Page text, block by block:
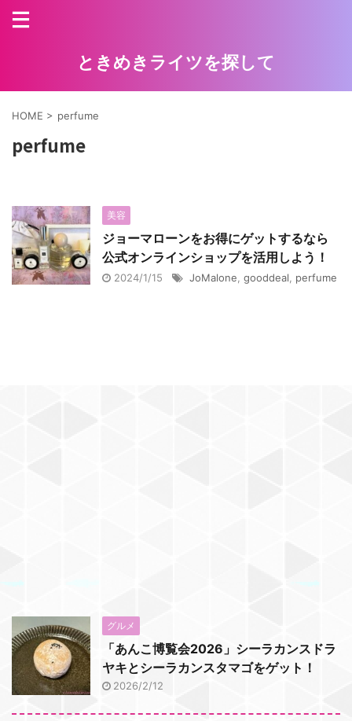
ときめきライツを探して
HOME > perfume
perfume
美容
ジョーマローンをお得にゲットするなら
公式オンラインショップを活用しよう！
2024/1/15 JoMalone gooddeal perfume
グルメ
「あんこ博覧会2026」シーラカンスドラ
ヤキとシーラカンスタマゴをゲット！
2026/2/12